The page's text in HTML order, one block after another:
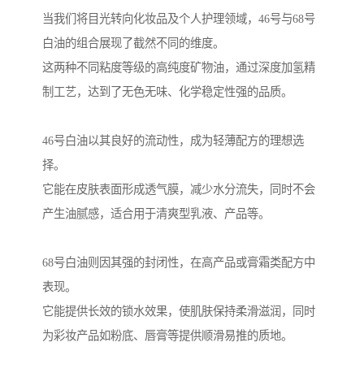
当我们将目光转向化妆品及个人护理领域，46号与68号
白油的组合展现了截然不同的维度。
这两种不同粘度等级的高纯度矿物油，通过深度加氢精
制工艺，达到了无色无味、化学稳定性强的品质。
46号白油以其良好的流动性，成为轻薄配方的理想选
择。
它能在皮肤表面形成透气膜，减少水分流失，同时不会
产生油腻感，适合用于清爽型乳液、产品等。
68号白油则因其强的封闭性，在高产品或膏霜类配方中
表现。
它能提供长效的锁水效果，使肌肤保持柔滑滋润，同时
为彩妆产品如粉底、唇膏等提供顺滑易推的质地。